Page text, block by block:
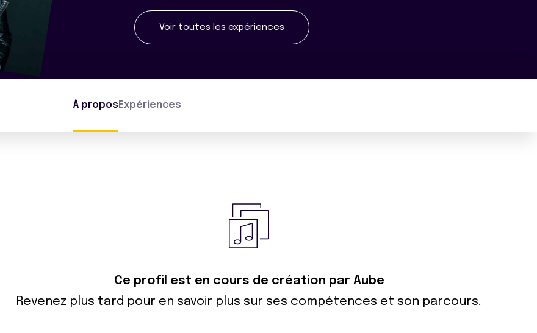
Voir toutes les expériences
À propos Expériences
Ce profil est en cours de création par Aube
Revenez plus tard pour en savoir plus sur ses compétences et son parcours.